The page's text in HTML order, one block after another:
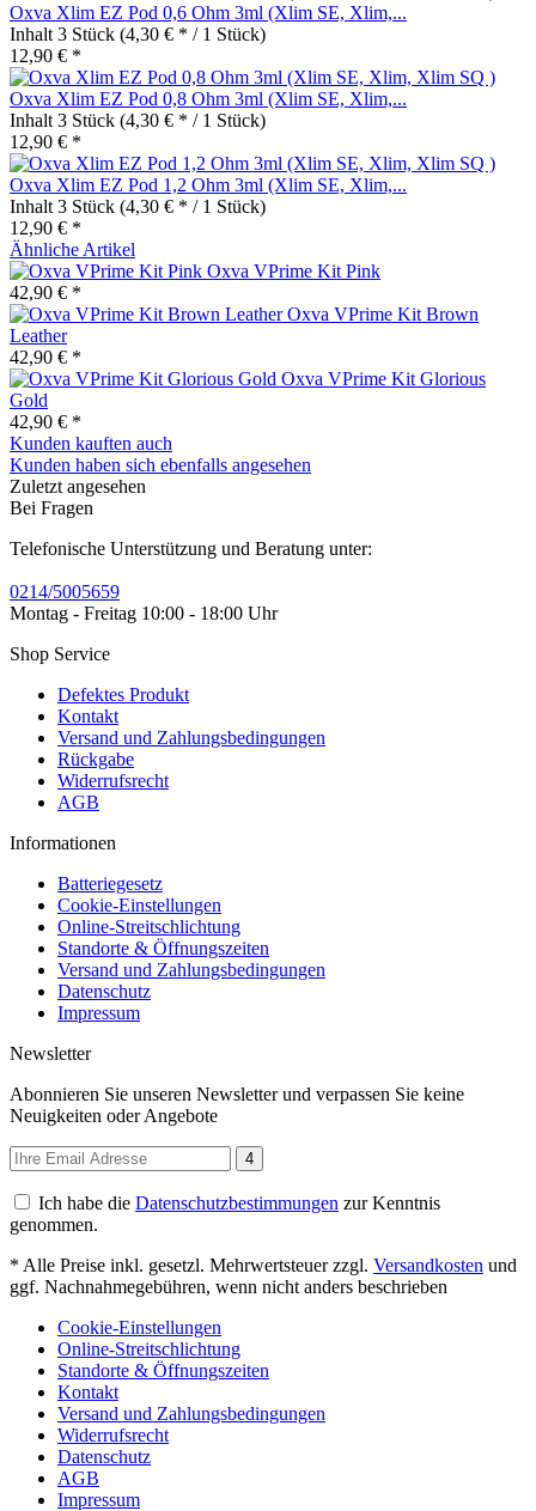
Oxva Xlim EZ Pod 0,6 Ohm 3ml (Xlim SE, Xlim,...
Inhalt 3 Stück (4,30 € * / 1 Stück)
12,90 € *
Oxva Xlim EZ Pod 0,8 Ohm 3ml (Xlim SE, Xlim,...
Inhalt 3 Stück (4,30 € * / 1 Stück)
12,90 € *
Oxva Xlim EZ Pod 1,2 Ohm 3ml (Xlim SE, Xlim,...
Inhalt 3 Stück (4,30 € * / 1 Stück)
12,90 € *
Ähnliche Artikel
Oxva VPrime Kit Pink
42,90 € *
Oxva VPrime Kit Brown
Leather
42,90 € *
Oxva VPrime Kit Glorious
Gold
42,90 € *
Kunden kauften auch
Kunden haben sich ebenfalls angesehen
Zuletzt angesehen
Bei Fragen
Telefonische Unterstützung und Beratung unter:
0214/5005659
Montag - Freitag 10:00 - 18:00 Uhr
Shop Service
Defektes Produkt
Kontakt
Versand und Zahlungsbedingungen
Rückgabe
Widerrufsrecht
AGB
Informationen
Batteriegesetz
Cookie-Einstellungen
Online-Streitschlichtung
Standorte & Öffnungszeiten
Versand und Zahlungsbedingungen
Datenschutz
Impressum
Newsletter
Abonnieren Sie unseren Newsletter und verpassen Sie keine
Neuigkeiten oder Angebote
4
Ich habe die Datenschutzbestimmungen zur Kenntnis
genommen.
* Alle Preise inkl. gesetzl. Mehrwertsteuer zzgl. Versandkosten und
ggf. Nachnahmegebühren, wenn nicht anders beschrieben
Cookie-Einstellungen
Online-Streitschlichtung
Standorte & Öffnungszeiten
Kontakt
Versand und Zahlungsbedingungen
Widerrufsrecht
Datenschutz
AGB
Impressum